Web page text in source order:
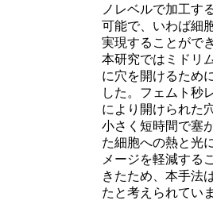
ノレベルで加工す
可能で、いわば細
実現することがで
本研究ではミドリ
に穴を開けるため
した。フェムト秒
により開けられた
小さく短時間で塞
た細胞への熱と光
メージを軽減する
きたため、本手法
たと考えられてい